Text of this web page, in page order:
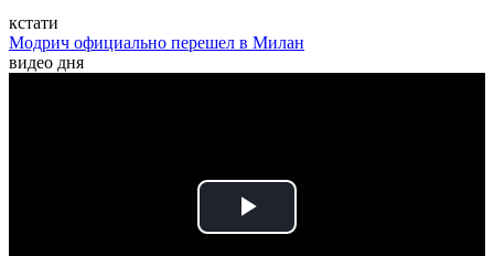
кстати
Модрич официально перешел в Милан
видео дня
Play